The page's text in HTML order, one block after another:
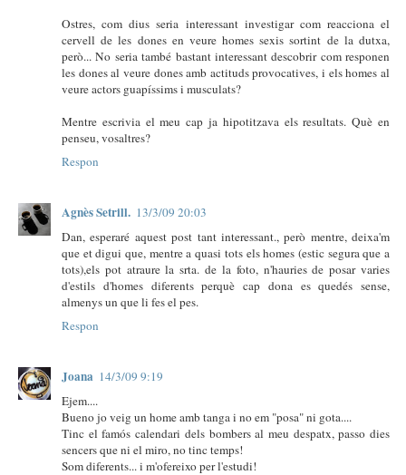
Ostres, com dius seria interessant investigar com reacciona el
cervell de les dones en veure homes sexis sortint de la dutxa,
però... No seria també bastant interessant descobrir com responen
les dones al veure dones amb actituds provocatives, i els homes al
veure actors guapíssims i musculats?
Mentre escrivia el meu cap ja hipotitzava els resultats. Què en
penseu, vosaltres?
Respon
Agnès Setrill. 13/3/09 20:03
Dan, esperaré aquest post tant interessant., però mentre, deixa'm
que et digui que, mentre a quasi tots els homes (estic segura que a
tots),els pot atraure la srta. de la foto, n'hauries de posar varies
d'estils d'homes diferents perquè cap dona es quedés sense,
almenys un que li fes el pes.
Respon
Joana 14/3/09 9:19
Ejem....
Bueno jo veig un home amb tanga i no em "posa" ni gota....
Tinc el famós calendari dels bombers al meu despatx, passo dies
sencers que ni el miro, no tinc temps!
Som diferents... i m'ofereixo per l'estudi!